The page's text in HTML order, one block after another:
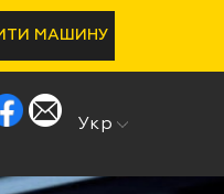
МАШИНУ
Рус
Укр